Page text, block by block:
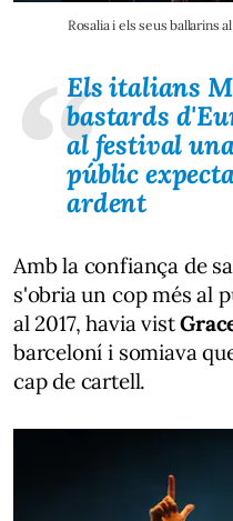
Rosalia i els seus ballarins
Els italians
bastards
al festival
públic
ardent
Amb la confiança de
s'obria un cop més al
al 2017, havia vist
barceloní i somiava
cap de cartell.